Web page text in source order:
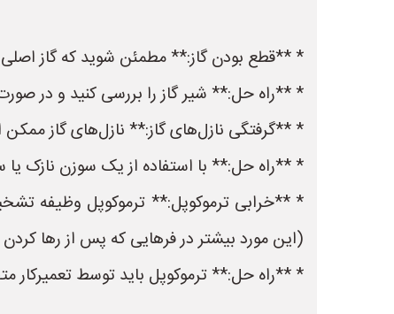
* **قطع بودن گاز:** مطمئن شوید که گاز
* **راه حل:** شیر گاز را بررسی کنید و در صورت
* **گرفتگی نازل‌های گاز:** نازل‌های گاز
* **راه حل:** با استفاده از یک سوزن نازک یا
* **خرابی ترموکوپل:** ترموکوپل وظیفه
(این مورد بیشتر در فر‌هایی که پس از رها
* **راه حل:** ترموکوپل باید توسط